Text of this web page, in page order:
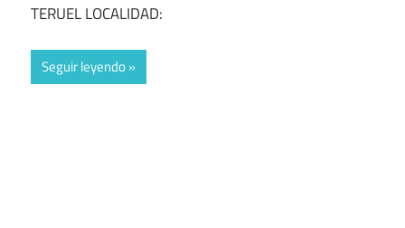
TERUEL LOCALIDAD:
Seguir leyendo